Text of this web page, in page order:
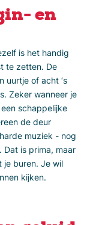
en
is het handig
te zetten. De
uurtje of acht ‘s
Zeker wanneer je
schappelijke
de deur
muziek - nog
Dat is prima, maar
je buren. Je wil
kijken.